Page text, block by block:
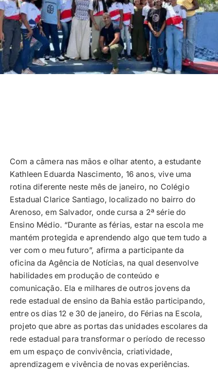
Com a câmera nas mãos e olhar atento, a estudante
Kathleen Eduarda Nascimento, 16 anos, vive uma
rotina diferente neste mês de janeiro, no Colégio
Estadual Clarice Santiago, localizado no bairro do
Arenoso, em Salvador, onde cursa a 2ª série do
Ensino Médio. “Durante as férias, estar na escola me
mantém protegida e aprendendo algo que tem tudo a
ver com o meu futuro”, afirma a participante da
oficina da Agência de Notícias, na qual desenvolve
habilidades em produção de conteúdo e
comunicação. Ela e milhares de outros jovens da
rede estadual de ensino da Bahia estão participando,
entre os dias 12 e 30 de janeiro, do Férias na Escola,
projeto que abre as portas das unidades escolares da
rede estadual para transformar o período de recesso
em um espaço de convivência, criatividade,
aprendizagem e vivência de novas experiências.